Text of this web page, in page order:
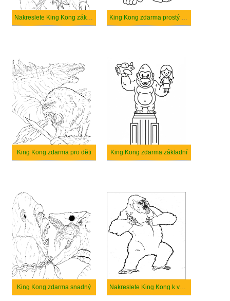
Nakreslete King Kong základní King Kong zdarma prostý tisknutelné
King Kong zdarma pro děti King Kong zdarma základní
King Kong zdarma snadný Nakreslete King Kong k vytisknutí zdarma